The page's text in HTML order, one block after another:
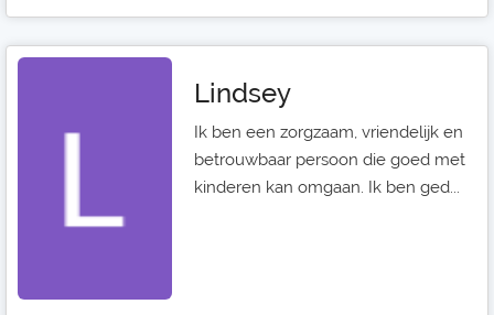
Lindsey
Ik ben een zorgzaam, vriendelijk en
betrouwbaar persoon die goed met
kinderen kan omgaan. Ik ben ged...